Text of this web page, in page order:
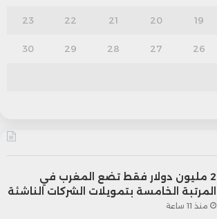
19
20
21
22
23
26
27
28
29
30
2 مليون دولار فقط تضع المغرب في
المرتبة الخامسة بتمويلات الشركات الناشئة
منذ 11 ساعة